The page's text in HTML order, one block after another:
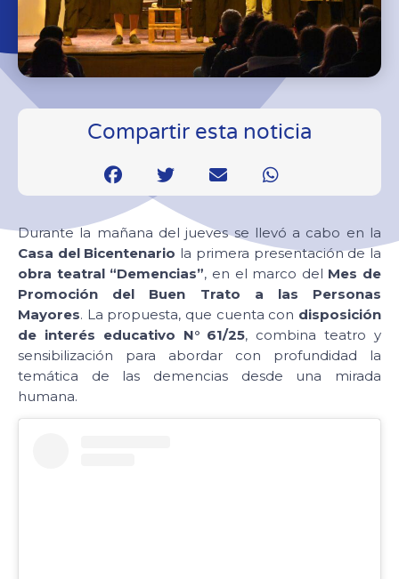
Compartir esta noticia
Durante la mañana del jueves se llevó a cabo en la
Casa del Bicentenario la primera presentación de la
obra teatral “Demencias”, en el marco del Mes de
Promoción del Buen Trato a las Personas
Mayores. La propuesta, que cuenta con disposición
de interés educativo N° 61/25, combina teatro y
sensibilización para abordar con profundidad la
temática de las demencias desde una mirada
humana.